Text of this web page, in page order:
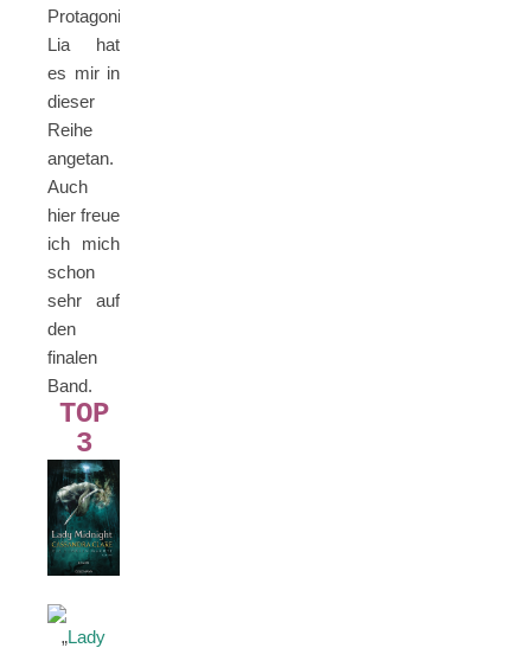
Protagonistin
Lia hat
es mir in
dieser
Reihe
angetan.
Auch
hier freue
ich mich
schon
sehr auf
den
finalen
Band.
TOP
3
„Lady